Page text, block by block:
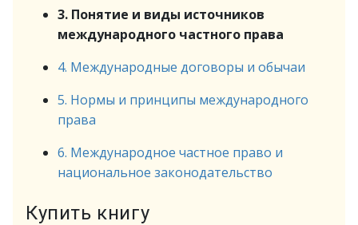
3. Понятие и виды источников
международного частного права
4. Международные договоры и обычаи
5. Нормы и принципы международного
права
6. Международное частное право и
национальное законодательство
Купить книгу